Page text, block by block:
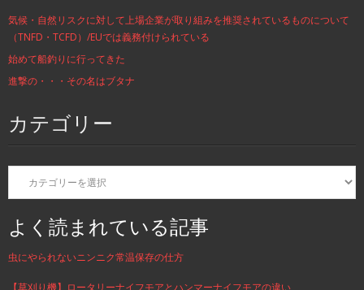
気候・自然リスクに対して上場企業が取り組みを推奨されているものについて
（TNFD・TCFD）/EUでは義務付けられている
始めて船釣りに行ってきた
進撃の・・・その名はブタナ
カテゴリー
カ
ゴ
リ
ー
よく読まれている記事
虫にやられないニンニク常温保存の仕方
【草刈り機】ロータリーナイフモアとハンマーナイフモアの違い